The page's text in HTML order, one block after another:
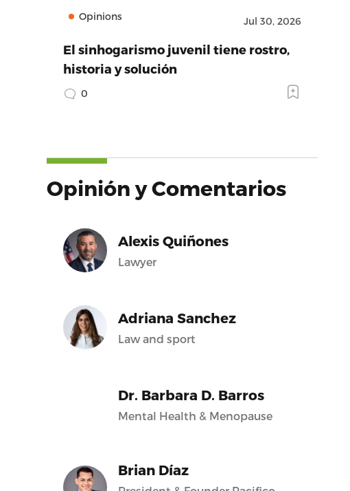
Opinions Jul 30, 2026
El sinhogarismo juvenil tiene rostro,
historia y solución
0
Opinión y Comentarios
Alexis Quiñones
Lawyer
Adriana Sanchez
Law and sport
Dr. Barbara D. Barros
Mental Health & Menopause
Brian Díaz